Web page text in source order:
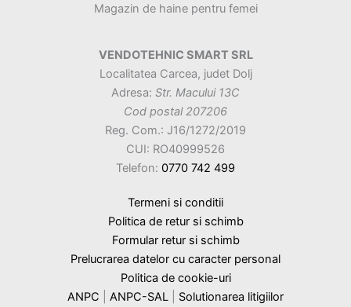
Magazin de haine pentru femei
VENDOTEHNIC SMART SRL
Localitatea Carcea, judet Dolj
Adresa: Str. Macului 13C
Cod postal 207206
Reg. Com.: J16/1272/2019
CUI: RO40999526
Telefon: 0770 742 499
Termeni si conditii
Politica de retur si schimb
Formular retur si schimb
Prelucrarea datelor cu caracter personal
Politica de cookie-uri
ANPC
ANPC-SAL Solutionarea litigiilor